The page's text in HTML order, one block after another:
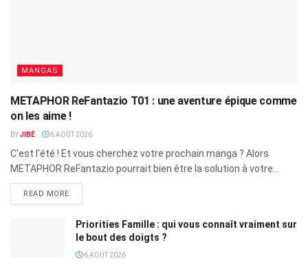
MANGAS
METAPHOR ReFantazio T01 : une aventure épique comme
on les aime !
BYJIBÉ 6 AOÛT 2026
C'est l'été ! Et vous cherchez votre prochain manga ? Alors
METAPHOR ReFantazio pourrait bien être la solution à votre...
READ MORE
Priorities Famille : qui vous connaît vraiment sur
le bout des doigts ?
6 AOÛT 2026